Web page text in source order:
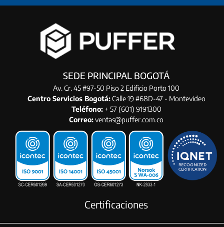
SEDE PRINCIPAL BOGOTÁ
Av. Cr. 45 #97-50 Piso 2 Edificio Porto 100
Centro Servicios Bogotá:Calle 19 #68D-47 - Montevideo
Teléfono:+ 57 (601) 9191300
Correo:ventas@puffer.com.co
Certificaciones